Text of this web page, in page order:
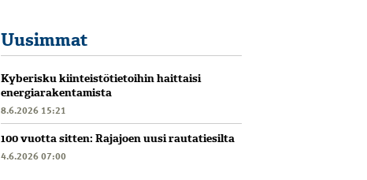
Uusimmat
Kyberisku kiinteistötietoihin haittaisi
energiarakentamista
8.6.2026 15:21
100 vuotta sitten: Rajajoen uusi rautatiesilta
4.6.2026 07:00